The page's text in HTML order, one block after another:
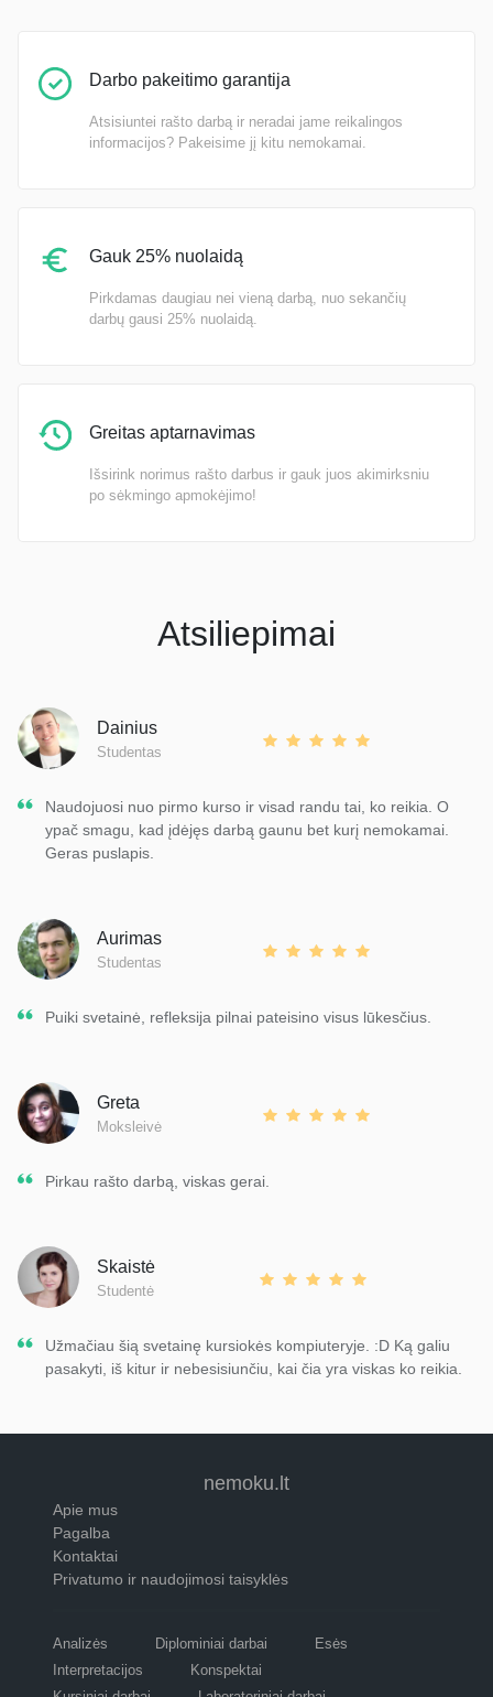
Darbo pakeitimo garantija
Atsisiuntei rašto darbą ir neradai jame reikalingos
informacijos? Pakeisime jį kitu nemokamai.
Gauk 25% nuolaidą
Pirkdamas daugiau nei vieną darbą, nuo sekančių
darbų gausi 25% nuolaidą.
Greitas aptarnavimas
Išsirink norimus rašto darbus ir gauk juos akimirksniu
po sėkmingo apmokėjimo!
Atsiliepimai
Dainius
Studentas
Naudojuosi nuo pirmo kurso ir visad randu tai, ko reikia. O
ypač smagu, kad įdėjęs darbą gaunu bet kurį nemokamai.
Geras puslapis.
Aurimas
Studentas
Puiki svetainė, refleksija pilnai pateisino visus lūkesčius.
Greta
Moksleivė
Pirkau rašto darbą, viskas gerai.
Skaistė
Studentė
Užmačiau šią svetainę kursiokės kompiuteryje. :D Ką galiu
pasakyti, iš kitur ir nebesisiunčiu, kai čia yra viskas ko reikia.
nemoku.lt
Apie mus
Pagalba
Kontaktai
Privatumo ir naudojimosi taisyklės
Analizės Diplominiai darbai
Esės
Interpretacijos
Konspektai